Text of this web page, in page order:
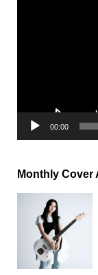
00:00
Monthly Cover